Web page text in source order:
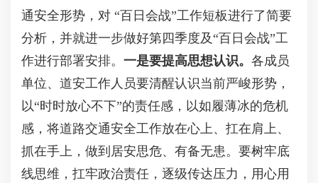
通安全形势，对 “百日会战”工作短板进行了简要
分析，并就进一步做好第四季度及“百日会战”工
作进行部署安排。 一是要提高思想认识。 各成员
单位、道安工作人员要清醒认识当前严峻形势，
以“时时放心不下”的责任感，以如履薄冰的危机
感，将道路交通安全工作放在心上、扛在肩上、
抓在手上，做到居安思危、有备无患。要树牢底
线思维，扛牢政治责任，逐级传达压力，用心用